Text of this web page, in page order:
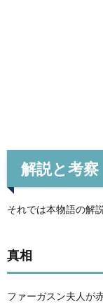
解説と考察
それでは本物語の解
真相
ファーガスン夫人が